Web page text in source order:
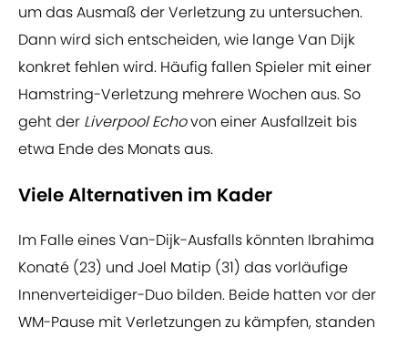
um das Ausmaß der Verletzung zu untersuchen.
Dann wird sich entscheiden, wie lange Van Dijk
konkret fehlen wird. Häufig fallen Spieler mit einer
Hamstring-Verletzung mehrere Wochen aus. So
geht der Liverpool Echovon einer Ausfallzeit bis
etwa Ende des Monats aus.
Viele Alternativen im Kader
Im Falle eines Van-Dijk-Ausfalls könnten Ibrahima
Konaté (23) und Joel Matip (31) das vorläufige
Innenverteidiger-Duo bilden. Beide hatten vor der
WM-Pause mit Verletzungen zu kämpfen, standen